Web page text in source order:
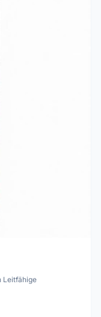
Leitfähige